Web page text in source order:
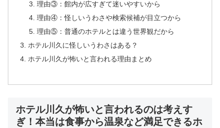
理由③：館内が広すぎて迷いやすいから
理由④：怪しいうわさや検索候補が目立つから
理由⑤：普通のホテルとは違う世界観だから
ホテル川久に怪しいうわさはある？
ホテル川久が怖いと言われる理由まとめ
ホテル川久が怖いと言われるのは考えす
ぎ！本当は食事から温泉など満足できるホ